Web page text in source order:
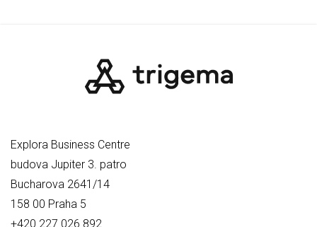
Explora Business Centre
budova Jupiter 3. patro
Bucharova 2641/14
158 00 Praha 5
+420 227 026 892